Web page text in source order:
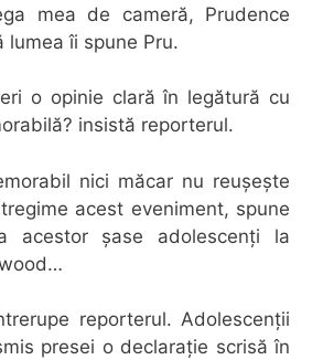
mea de cameră, Prudence
lumea îi spune Pru.
o opinie clară în legătură cu
insistă reporterul.
nici măcar nu reușește
acest eveniment, spune
acestor șase adolescenți la
reporterul. Adolescenții
presei o declarație scrisă în